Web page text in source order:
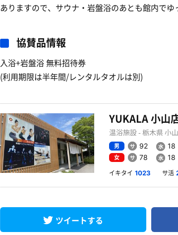
ありますので、サウナ・岩盤浴のあとも館内でゆ
協賛品情報
入浴+岩盤浴 無料招待券
(利用期限は半年間/レンタルタオルは別)
YUKALA 小山
温浴施設 - 栃木県 小
男 92
18
女
78 18
イキタイ 1023 サ活
ツイートする